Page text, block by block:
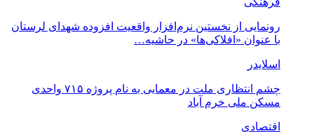
رونمایی از نخستین نرم‌افزار واقعیت افزوده شهدای لرستان
با عنوان «افلاکی‌ها» در حاشیه…
اسلایدر
چشم انتظاری ملت در معمایی به نام پروژه ۷۱۵ واحدی
مسکن ملی خرم آباد
اقتصادی